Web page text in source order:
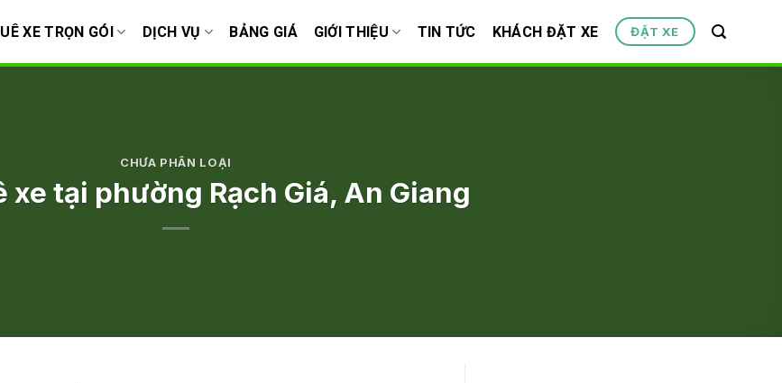
XE TRỌN GÓI DỊCH VỤ BẢNG GIÁ GIỚI THIỆU TIN TỨC KHÁCH ĐẶT XE ĐẶT XE
CHƯA PHÂN LOẠI
xe tại phường Rạch Giá, An Giang